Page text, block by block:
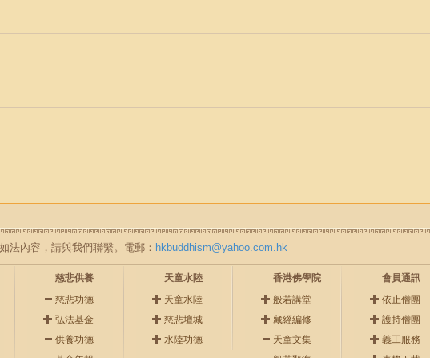
法內容，請與我們聯繫。電郵： hkbuddhism@yahoo.com.hk
慈悲供養
慈悲功德
弘法基金
供養功德
天童水陸
天童水陸
慈悲壇城
水陸功德
香港佛學院
般若講堂
藏經編修
天童文集
會員通訊
依止僧團
護持僧團
義工服務